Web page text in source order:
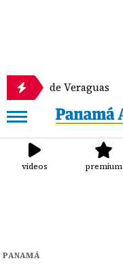
Veraguas
videos premium
PANAMÁ